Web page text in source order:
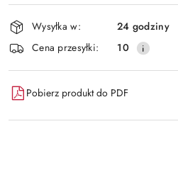
Wyślij
Dostępność
i
dostawa
Wysyłka w:
24 godziny
Cena przesyłki:
10
Pobierz produkt do PDF